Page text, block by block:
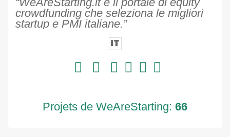
crowdfunding che seleziona le migliori
startup e PMI italiane.”
IT
Projets de WeAreStarting: 66